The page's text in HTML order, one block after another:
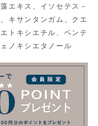
エキス、イソセテス－
キサンタンガム、クエ
トキシエチル、ペンテ
ノキシエタノール